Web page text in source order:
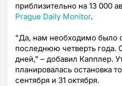
приблизительно на 13 000
Prague Daily Monitor.
"Да, нам необходимо было
последнюю четверть года.
дней," – добавил Капплер.
планировалась остановка
сентября и 31 октября.